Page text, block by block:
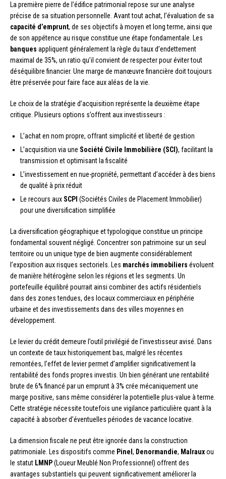
La première pierre de l’édifice patrimonial repose sur une analyse
précise de sa situation personnelle. Avant tout achat, l’évaluation de sa
capacité d’emprunt, de ses objectifs à moyen et long terme, ainsi que
de son appétence au risque constitue une étape fondamentale. Les
banques appliquent généralement la règle du taux d’endettement
maximal de 35%, un ratio qu’il convient de respecter pour éviter tout
déséquilibre financier. Une marge de manœuvre financière doit toujours
être préservée pour faire face aux aléas de la vie.
Le choix de la stratégie d’acquisition représente la deuxième étape
critique. Plusieurs options s’offrent aux investisseurs :
L’achat en nom propre, offrant simplicité et liberté de gestion
L’acquisition via une Société Civile Immobilière (SCI), facilitant la
transmission et optimisant la fiscalité
L’investissement en nue-propriété, permettant d’accéder à des biens
de qualité à prix réduit
Le recours aux SCPI (Sociétés Civiles de Placement Immobilier)
pour une diversification simplifiée
La diversification géographique et typologique constitue un principe
fondamental souvent négligé. Concentrer son patrimoine sur un seul
territoire ou un unique type de bien augmente considérablement
l’exposition aux risques sectoriels. Les marchés immobiliers évoluent
de manière hétérogène selon les régions et les segments. Un
portefeuille équilibré pourrait ainsi combiner des actifs résidentiels
dans des zones tendues, des locaux commerciaux en périphérie
urbaine et des investissements dans des villes moyennes en
développement.
Le levier du crédit demeure l’outil privilégié de l’investisseur avisé. Dans
un contexte de taux historiquement bas, malgré les récentes
remontées, l’effet de levier permet d’amplifier significativement la
rentabilité des fonds propres investis. Un bien générant une rentabilité
brute de 6% financé par un emprunt à 3% crée mécaniquement une
marge positive, sans même considérer la potentielle plus-value à terme.
Cette stratégie nécessite toutefois une vigilance particulière quant à la
capacité à absorber d’éventuelles périodes de vacance locative.
La dimension fiscale ne peut être ignorée dans la construction
patrimoniale. Les dispositifs comme Pinel , Denormandie, Malrauxou
le statut LMNP(Loueur Meublé Non Professionnel) offrent des
avantages substantiels qui peuvent significativement améliorer la